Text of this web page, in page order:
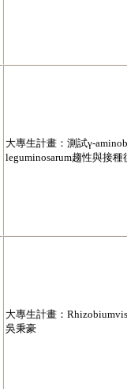
大專生計畫：測試γ-
leguminosarum趨性與接
大專生計畫：
吳秉豪